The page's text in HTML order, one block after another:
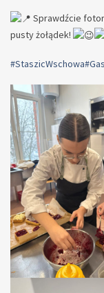
Sprawdźcie
pusty żołądek!
#StaszicWschowa